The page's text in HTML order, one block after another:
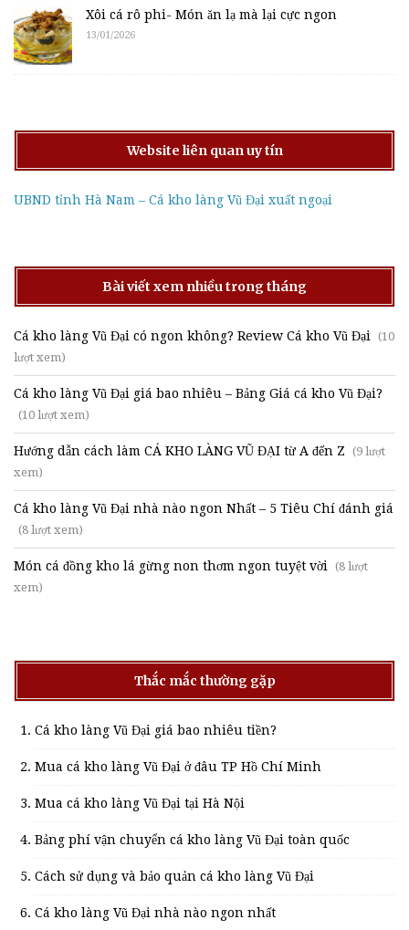
Xôi cá rô phi- Món ăn lạ mà lại cực ngon
13/01/2026
Website liên quan uy tín
UBND tỉnh Hà Nam – Cá kho làng Vũ Đại xuất ngoại
Bài viết xem nhiều trong tháng
Cá kho làng Vũ Đại có ngon không? Review Cá kho Vũ Đại (10
lượt xem)
Cá kho làng Vũ Đại giá bao nhiêu – Bảng Giá cá kho Vũ Đại?
(10 lượt xem)
Hướng dẫn cách làm CÁ KHO LÀNG VŨ ĐẠI từ A đến Z (9 lượt
xem)
Cá kho làng Vũ Đại nhà nào ngon Nhất – 5 Tiêu Chí đánh giá
(8 lượt xem)
Món cá đồng kho lá gừng non thơm ngon tuyệt vời (8 lượt
xem)
Thắc mắc thường gặp
Cá kho làng Vũ Đại giá bao nhiêu tiền?
Mua cá kho làng Vũ Đại ở đâu TP Hồ Chí Minh
Mua cá kho làng Vũ Đại tại Hà Nội
Bảng phí vận chuyển cá kho làng Vũ Đại toàn quốc
Cách sử dụng và bảo quản cá kho làng Vũ Đại
Cá kho làng Vũ Đại nhà nào ngon nhất